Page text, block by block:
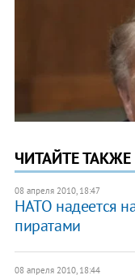
ЧИТАЙТЕ ТАКЖЕ
08 апреля 2010, 18:47
НАТО надеется
пиратами
08 апреля 2010, 18:44